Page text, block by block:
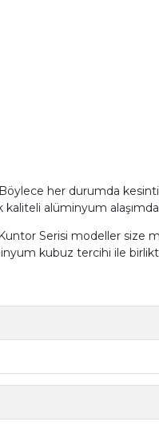
her durumda
alüminyum
Serisi modeller size
kubuz tercihi ile